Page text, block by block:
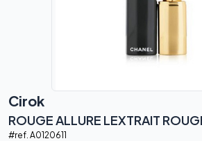
Cirok
ROUGE ALLURE LEXTRAIT
#ref. A0120611